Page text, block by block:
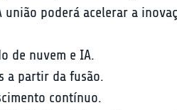
poderá acelerar a
de nuvem e IA.
a partir da fusão.
contínuo.